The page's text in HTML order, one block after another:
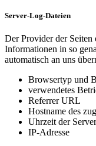
Server-Log-Dateien
Der Provider der Seiten
Informationen in so
automatisch an uns
Browsertyp und
verwendetes
Referrer URL
Hostname des
Uhrzeit der
IP-Adresse